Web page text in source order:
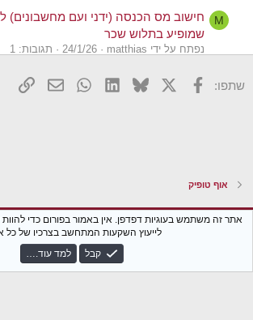
M
חישוב מס הכנסה (ידני ועם מחשבונים)
שמופיע בתלוש שכר
נפתח על ידי matthias 24/1/26
תגובות: 1
N חישוב שווי נקי
נפתח על ידי Zorg 25/12/25
תגובות: 56
שוק ההון
חישוב פרישה בגיל 60 עם חיסכון חודשי של 8 אלף שקל
נפתח על ידי אנטריקוט 18/12/25
תגובות: 13
שתפו: פייסבוק
X
Bluesky
LinkedIn
WhatsApp
דואר
אוף טופיק
Xenforo Classic
עברית (he_IL)
תקנון הפורום מדיניות פרטיות
אתר זה משתמש בעוגיות דפדפן. אין באמור בפורום כדי להוות
לייעוץ השקעות המתחשב בצרכיו של כל
קבל
למד עוד.…